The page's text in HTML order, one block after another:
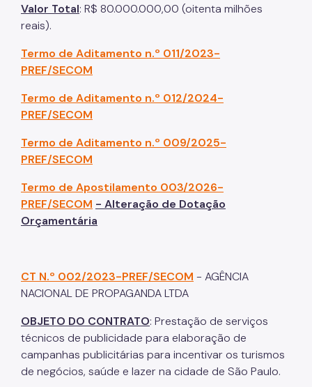
Valor Total: R$ 80.000.000,00 (oitenta milhões
reais).
Termo de Aditamento n.º 011/2023-
PREF/SECOM
Termo de Aditamento n.º 012/2024-
PREF/SECOM
Termo de Aditamento n.º 009/2025-
PREF/SECOM
Termo de Apostilamento 003/2026-
PREF/SECOM - Alteração de Dotação
Orçamentária
CT N.º 002/2023-PREF/SECOM - AGÊNCIA
NACIONAL DE PROPAGANDA LTDA
OBJETO DO CONTRATO: Prestação de serviços
técnicos de publicidade para elaboração de
campanhas publicitárias para incentivar os turismos
de negócios, saúde e lazer na cidade de São Paulo.